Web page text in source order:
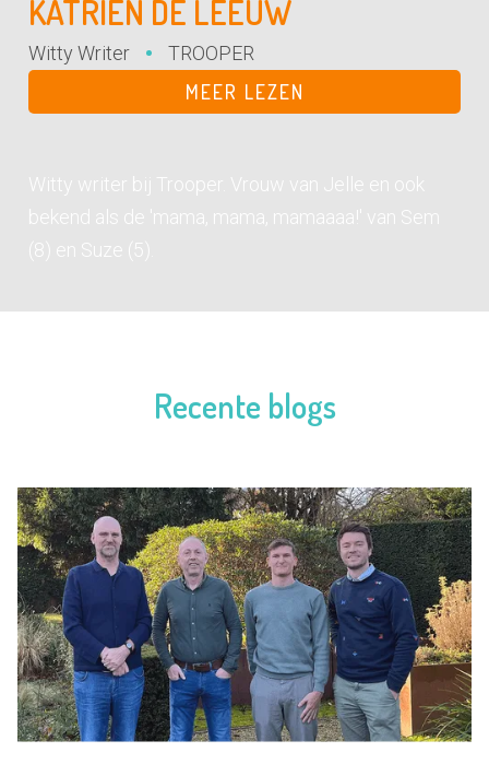
KATRIEN DE LEEUW
Witty Writer TROOPER
MEER LEZEN
Witty writer bij Trooper. Vrouw van Jelle en ook
bekend als de 'mama, mama, mamaaaa!' van Sem
(8) en Suze (5).
Recente blogs